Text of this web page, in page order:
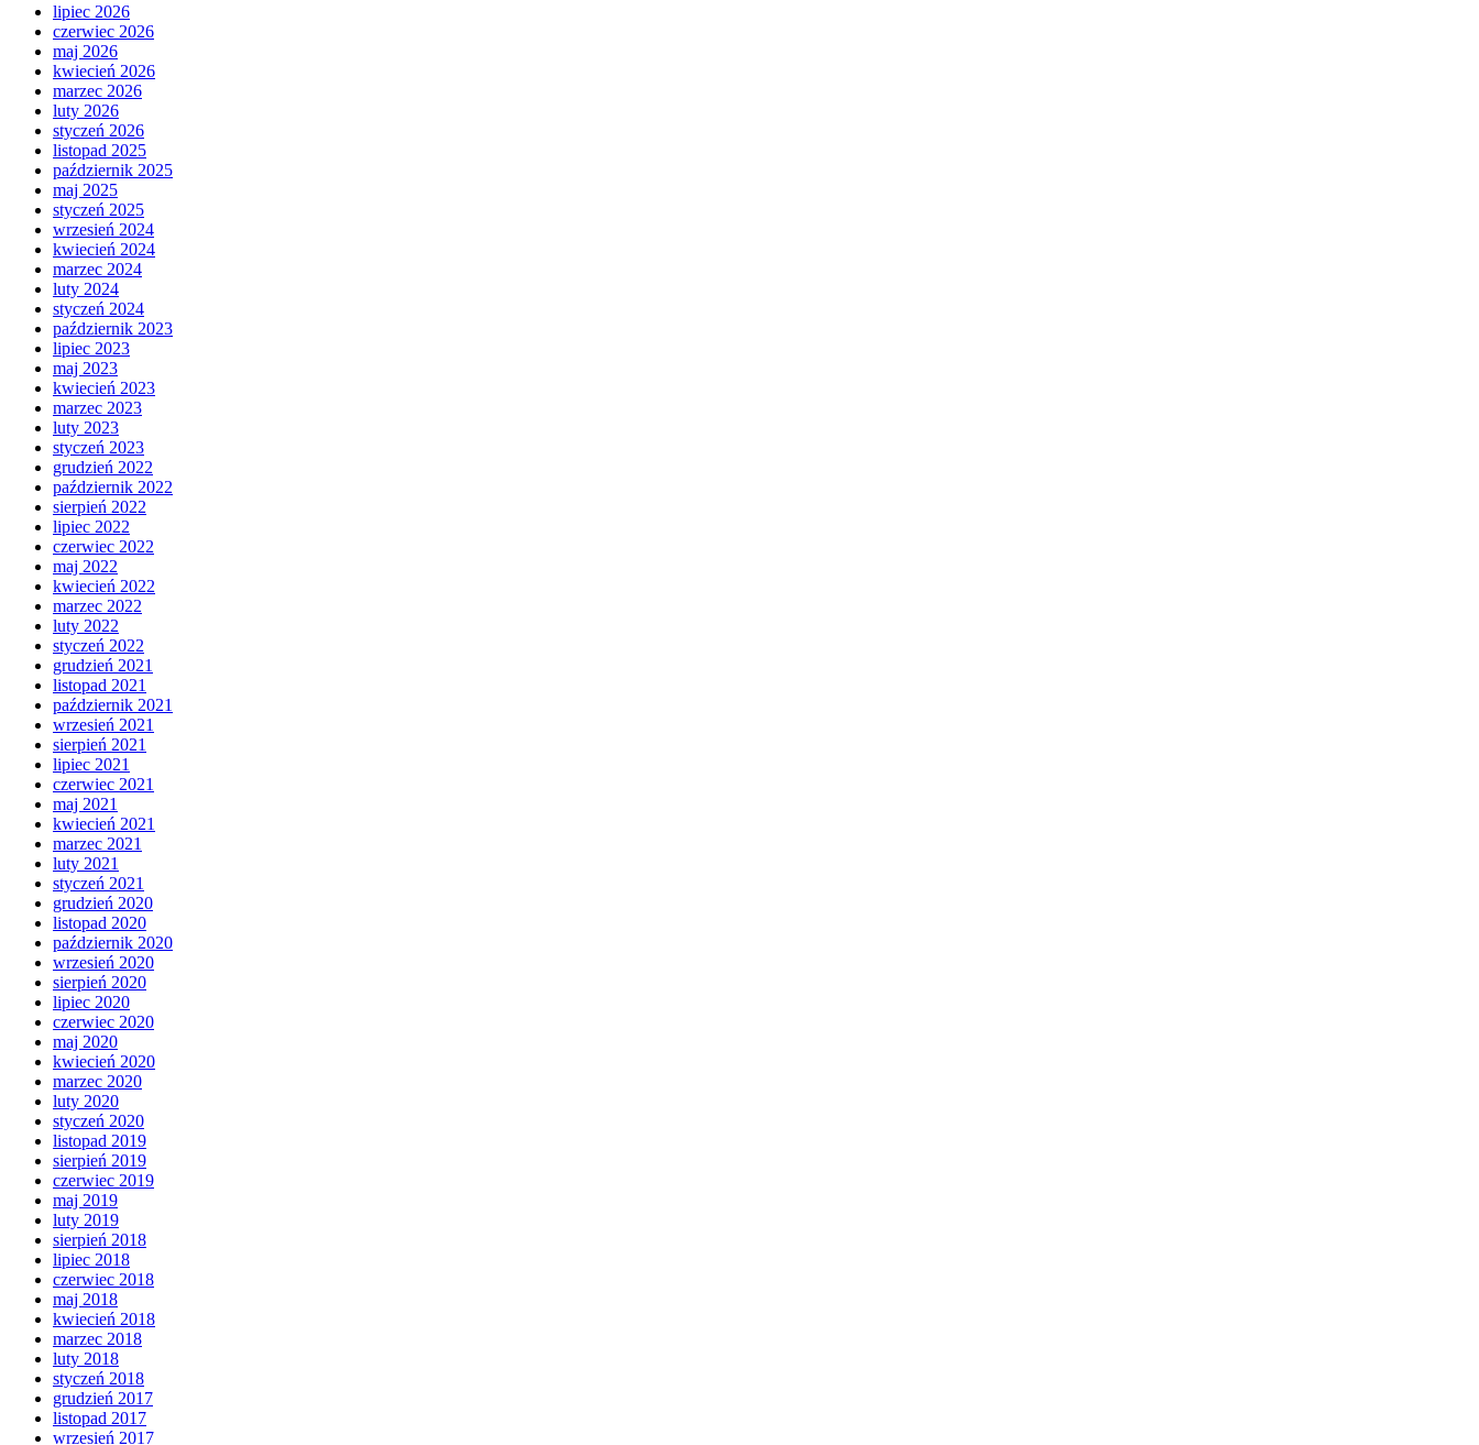
lipiec 2026
czerwiec 2026
maj 2026
kwiecień 2026
marzec 2026
luty 2026
styczeń 2026
listopad 2025
październik 2025
maj 2025
styczeń 2025
wrzesień 2024
kwiecień 2024
marzec 2024
luty 2024
styczeń 2024
październik 2023
lipiec 2023
maj 2023
kwiecień 2023
marzec 2023
luty 2023
styczeń 2023
grudzień 2022
październik 2022
sierpień 2022
lipiec 2022
czerwiec 2022
maj 2022
kwiecień 2022
marzec 2022
luty 2022
styczeń 2022
grudzień 2021
listopad 2021
październik 2021
wrzesień 2021
sierpień 2021
lipiec 2021
czerwiec 2021
maj 2021
kwiecień 2021
marzec 2021
luty 2021
styczeń 2021
grudzień 2020
listopad 2020
październik 2020
wrzesień 2020
sierpień 2020
lipiec 2020
czerwiec 2020
maj 2020
kwiecień 2020
marzec 2020
luty 2020
styczeń 2020
listopad 2019
sierpień 2019
czerwiec 2019
maj 2019
luty 2019
sierpień 2018
lipiec 2018
czerwiec 2018
maj 2018
kwiecień 2018
marzec 2018
luty 2018
styczeń 2018
grudzień 2017
listopad 2017
wrzesień 2017